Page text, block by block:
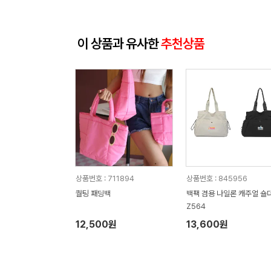
이 상품과 유사한추천상품
상품번호 : 711894
퀄팅 패딩백
12,500원
상품번호 : 845956
백팩 겸용 나일론 캐주얼 숄
Z564
13,600원